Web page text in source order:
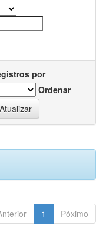
por
Ordenar
1 Póximo